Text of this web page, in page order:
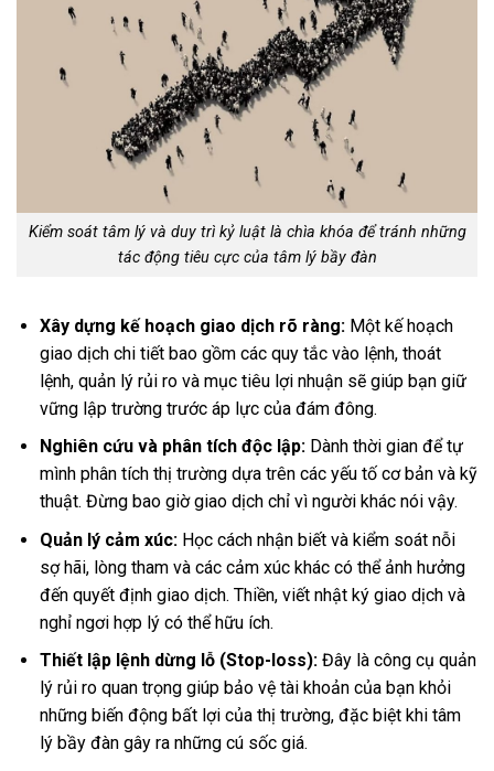
Kiểm soát tâm lý và duy trì kỷ luật là chìa khóa để tránh những
tác động tiêu cực của tâm lý bầy đàn
Xây dựng kế hoạch giao dịch rõ ràng:Một kế hoạch
giao dịch chi tiết bao gồm các quy tắc vào lệnh, thoát
lệnh, quản lý rủi ro và mục tiêu lợi nhuận sẽ giúp bạn giữ
vững lập trường trước áp lực của đám đông.
Nghiên cứu và phân tích độc lập:Dành thời gian để tự
mình phân tích thị trường dựa trên các yếu tố cơ bản và kỹ
thuật. Đừng bao giờ giao dịch chỉ vì người khác nói vậy.
Quản lý cảm xúc:Học cách nhận biết và kiểm soát nỗi
sợ hãi, lòng tham và các cảm xúc khác có thể ảnh hưởng
đến quyết định giao dịch. Thiền, viết nhật ký giao dịch và
nghỉ ngơi hợp lý có thể hữu ích.
Thiết lập lệnh dừng lỗ (Stop-loss):Đây là công cụ quản
lý rủi ro quan trọng giúp bảo vệ tài khoản của bạn khỏi
những biến động bất lợi của thị trường, đặc biệt khi tâm
lý bầy đàn gây ra những cú sốc giá.